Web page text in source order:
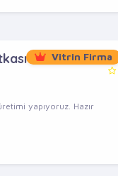
Vitrin Firma
yapıyoruz. Hazır